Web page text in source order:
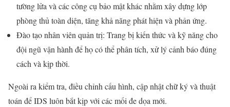
tường lửa và các công cụ bảo mật khác nhằm xây dựng lớp
phòng thủ toàn diện, tăng khả năng phát hiện và phản ứng.
Đào tạo nhân viên quản trị: Trang bị kiến thức và kỹ năng cho
đội ngũ vận hành để họ có thể phân tích, xử lý cảnh báo đúng
cách và kịp thời.
Ngoài ra kiểm tra, điều chỉnh cấu hình, cập nhật chữ ký và thuật
toán để IDS luôn bắt kịp với các mối đe dọa mới.